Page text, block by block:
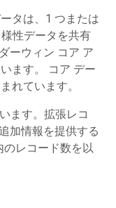
タは、1 つまたは
性データを共有
ーウィン コア ア
ます。 コア デー
れています。
ます。拡張レコ
加情報を提供する
レコード数を以